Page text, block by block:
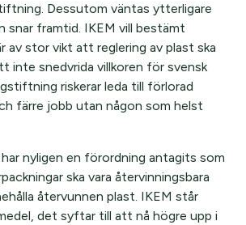
Dessutom väntas ytterligare
snar framtid. IKEM vill bestämt
av stor vikt att reglering av plast ska
inte snedvrida villkoren för svensk
riskerar leda till förlorad
färre jobb utan någon som helst
nyligen en förordning antagits som
ska vara återvinningsbara
återvunnen plast. IKEM står
det syftar till att nå högre upp i